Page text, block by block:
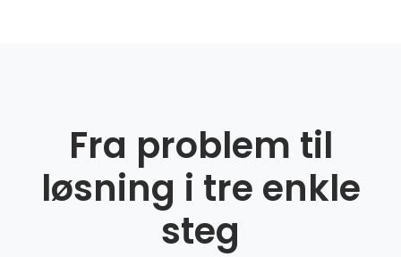
Fra problem til
løsning i tre enkle
steg